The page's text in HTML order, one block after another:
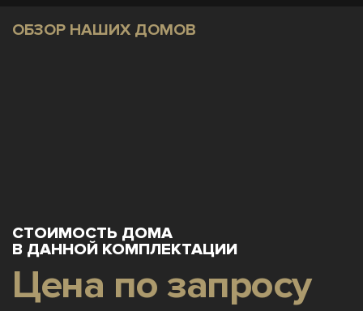
ОБЗОР НАШИХ ДОМОВ
СТОИМОСТЬ ДОМА
В ДАННОЙ КОМПЛЕКТАЦИИ
Цена по запросу